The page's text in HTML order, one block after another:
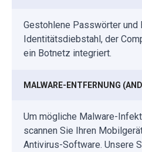
Gestohlene Passwörter und
Identitätsdiebstahl, der
ein Botnetz integriert.
MALWARE-ENTFERNUNG
Um mögliche Malware-
scannen Sie Ihren
Antivirus-Software. Unsere